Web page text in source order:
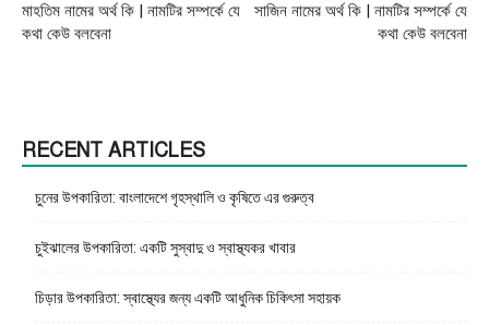
মাহতিম নামের অর্থ কি | নামটির সম্পর্কে যে
কথা কেউ বলবেনা
সাজিন নামের অর্থ কি | নামটির সম্পর্কে যে
কথা কেউ বলবেনা
RECENT ARTICLES
চুনের উপকারিতা: বাংলাদেশে গৃহস্থালি ও কৃষিতে এর গুরুত্ব
চুইঝালের উপকারিতা: একটি সুস্বাদু ও স্বাস্থ্যকর খাবার
চিড়ার উপকারিতা: স্বাস্থ্যের জন্য একটি আধুনিক চিকিৎসা সহায়ক